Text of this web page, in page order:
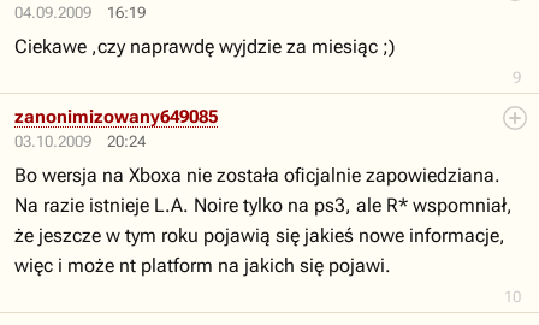
04.09.2009 16:19
9
Ciekawe ,czy naprawdę wyjdzie za miesiąc ;)
03.10.2009 20:24
10
zanonimizowany649085
Bo wersja na Xboxa nie została oficjalnie zapowiedziana.
Na razie istnieje L.A. Noire tylko na ps3, ale R* wspomniał,
że jeszcze w tym roku pojawią się jakieś nowe informacje,
więc i może nt platform na jakich się pojawi.